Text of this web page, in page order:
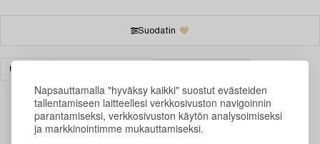
Napsauttamalla "hyväksy kaikki" suostut evästeiden
tallentamiseen laitteellesi verkkosivuston navigoinnin
parantamiseksi, verkkosivuston käytön analysoimiseksi
ja markkinointimme mukauttamiseksi.
Suodatin
HOPEA
Juuri nyt ei löytynyt hakuasi vastaavia kohteita.